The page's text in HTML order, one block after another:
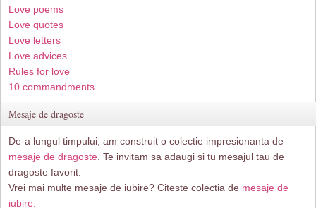
Love poems
Love quotes
Love letters
Love advices
Rules for love
10 commandments
Mesaje de dragoste
De-a lungul timpului, am construit o colectie impresionanta de
mesaje de dragoste . Te invitam sa adaugi si tu mesajul tau de
dragoste favorit.
Vrei mai multe mesaje de iubire? Citeste colectia de mesaje de
iubire.